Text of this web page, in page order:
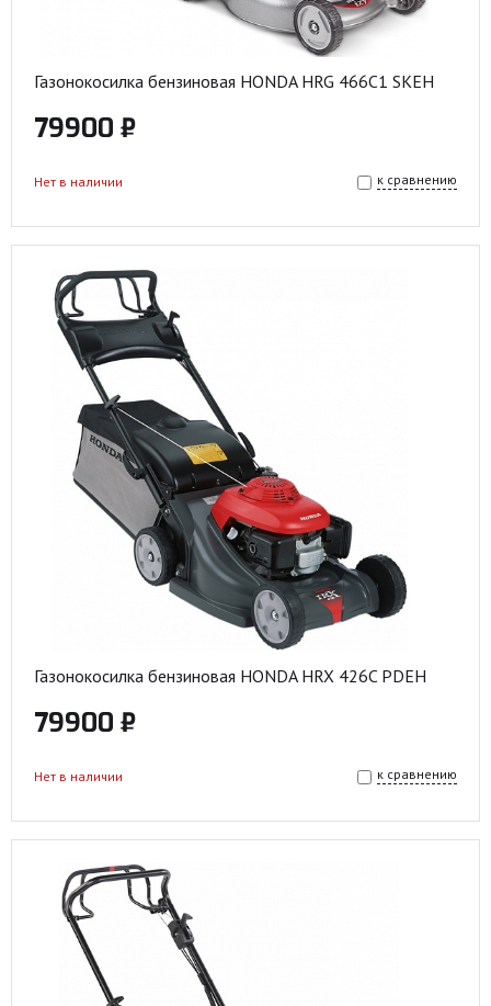
Газонокосилка бензиновая HONDA HRG 466C1 SKEH
79900 ₽
к сравнению
Нет в наличии
Газонокосилка бензиновая HONDA HRX 426C PDEH
79900 ₽
к сравнению
Нет в наличии